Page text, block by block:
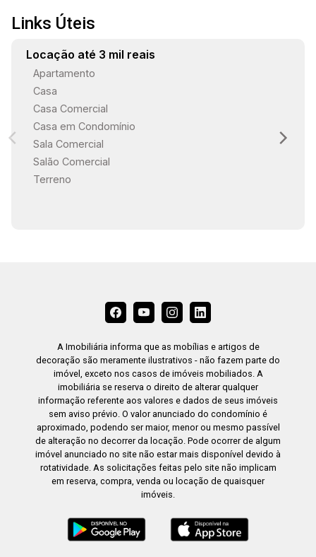
Links Úteis
Locação até 3 mil reais
Apartamento
Casa
Casa Comercial
Casa em Condomínio
Sala Comercial
Salão Comercial
Terreno
A Imobiliária informa que as mobílias e artigos de
decoração são meramente ilustrativos - não fazem parte do
imóvel, exceto nos casos de imóveis mobiliados. A
imobiliária se reserva o direito de alterar qualquer
informação referente aos valores e dados de seus imóveis
sem aviso prévio. O valor anunciado do condomínio é
aproximado, podendo ser maior, menor ou mesmo passível
de alteração no decorrer da locação. Pode ocorrer de algum
imóvel anunciado no site não estar mais disponível devido à
rotatividade. As solicitações feitas pelo site não implicam
em reserva, compra, venda ou locação de quaisquer
imóveis.